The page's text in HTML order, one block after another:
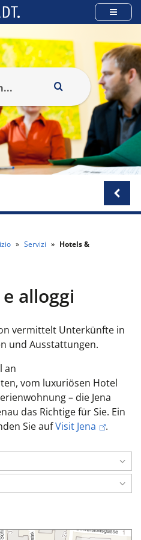
Servizi
Hotels &
alloggi
vermittelt Unterkünfte in
und Ausstattungen.
an
vom luxuriösen Hotel
– die Jena
das Richtige für Sie. Ein
Sie aufVisit Jena .